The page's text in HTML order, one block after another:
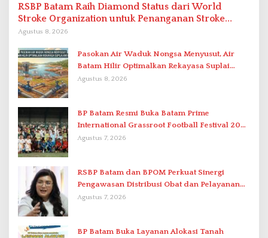
RSBP Batam Raih Diamond Status dari World
Stroke Organization untuk Penanganan Stroke
Berstandar Internasional
Agustus 8, 2026
Pasokan Air Waduk Nongsa Menyusut, Air
Batam Hilir Optimalkan Rekayasa Suplai
Antar-IPAM
Agustus 8, 2026
BP Batam Resmi Buka Batam Prime
International Grassroot Football Festival 2026
di Stadion Temenggung Abdul Jamal
Agustus 7, 2026
RSBP Batam dan BPOM Perkuat Sinergi
Pengawasan Distribusi Obat dan Pelayanan
Kefarmasian
Agustus 7, 2026
BP Batam Buka Layanan Alokasi Tanah